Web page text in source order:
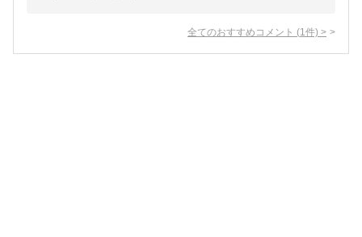
全てのおすすめコメント (1 件) >